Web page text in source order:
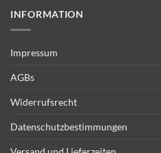
INFORMATION
Impressum
AGBs
Widerrufsrecht
Datenschutzbestimmungen